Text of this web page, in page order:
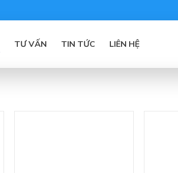
TƯ VẤN TIN TỨC LIÊN HỆ